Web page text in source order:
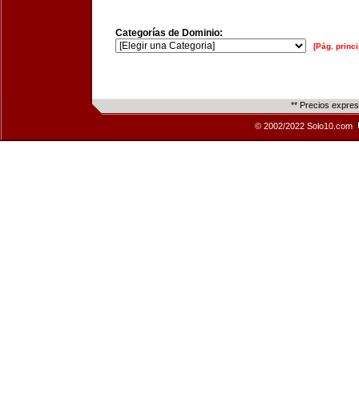
Categorías de Dominio:
[Pág.
** Precios
© 2002/2022 Solo10.com